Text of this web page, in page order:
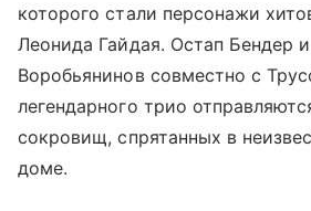
которого стали персонажи
Леонида Гайдая. Остап Бендер
Воробьянинов совместно с
легендарного трио
сокровищ, спрятанных в
доме.